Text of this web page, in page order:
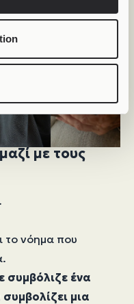
με τους
το νόημα που
συμβόλιζε ένα
μια